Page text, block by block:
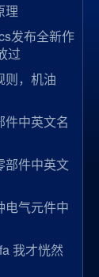
理
发布全新作
过
则，机油
件中英文名
部件中英文
电气元件中
我才恍然